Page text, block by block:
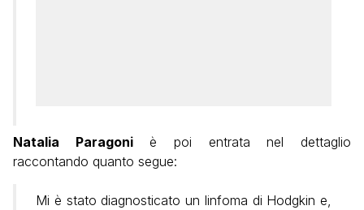
Natalia Paragoniè poi entrata nel dettaglio
raccontando quanto segue:
Mi è stato diagnosticato un linfoma di Hodgkin e,